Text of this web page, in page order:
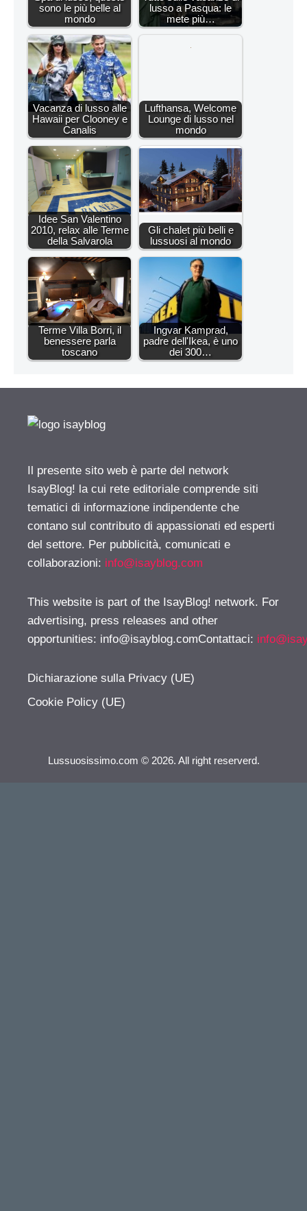
sono le più belle al
mondo
lusso a Pasqua: le
mete più…
Vacanza di lusso alle
Hawaii per Clooney e
Canalis
Lufthansa, Welcome
Lounge di lusso nel
mondo
Idee San Valentino
2010, relax alle Terme
della Salvarola
Gli chalet più belli e
lussuosi al mondo
Terme Villa Borri, il
benessere parla
toscano
Ingvar Kamprad,
padre dell'Ikea, è uno
dei 300…
Il presente sito web è parte del network
IsayBlog! la cui rete editoriale comprende siti
tematici di informazione indipendente che
contano sul contributo di appassionati ed esperti
del settore. Per pubblicità, comunicati e
collaborazioni: info@isayblog.com
This website is part of the IsayBlog! network. For
advertising, press releases and other
opportunities: info@isayblog.comContattaci:
Dichiarazione sulla Privacy (UE)
Cookie Policy (UE)
Lussuosissimo.com © 2026. All right reserverd.